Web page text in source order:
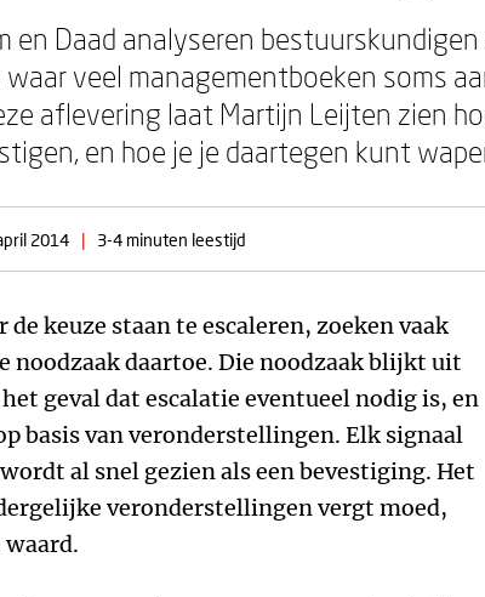
en Daad analyseren
veel managementboeken soms
aflevering laat Martijn Leijten zien
en hoe je je daartegen kunt
2014 | 3-4 minuten leestijd
de keuze staan te escaleren, zoeken vaak
noodzaak daartoe. Die noodzaak blijkt uit
geval dat escalatie eventueel nodig is, en
basis van veronderstellingen. Elk signaal
al snel gezien als een bevestiging. Het
veronderstellingen vergt moed,
waard.